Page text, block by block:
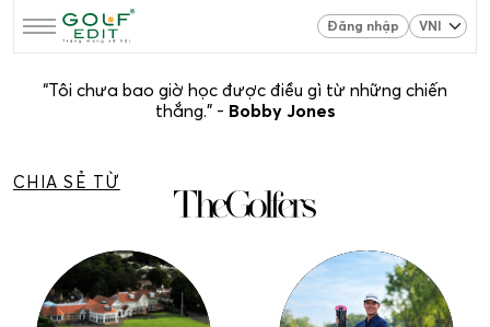
Đăng nhập
“Tôi chưa bao giờ học được điều gì từ những chiến
thắng.” - Bobby Jones
CHIA SẺ TỪ